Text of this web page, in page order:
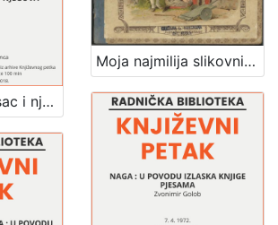
Moja najmilija slikovnica : pjesmice / napisao Stjepan Širola
Muslimanski pisac i njegova raskršća : Književni petak, dvorana u Novinarskom domu, 21. 4. 1972., br. 405 / Midhat Begić ; urednik Stanislav Škunca